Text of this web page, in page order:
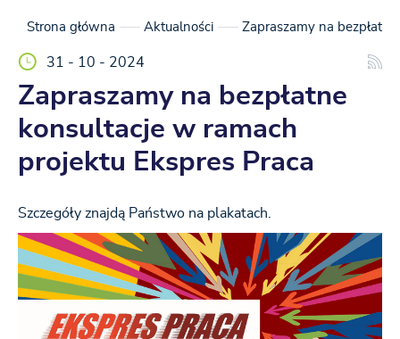
Strona główna Aktualności Zapraszamy na
31 - 10 - 2024
Zapraszamy na bezpłatne
konsultacje w ramach
projektu Ekspres Praca
Szczegóły znajdą Państwo na plakatach.